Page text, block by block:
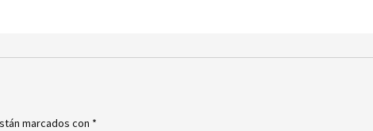
marcados con *